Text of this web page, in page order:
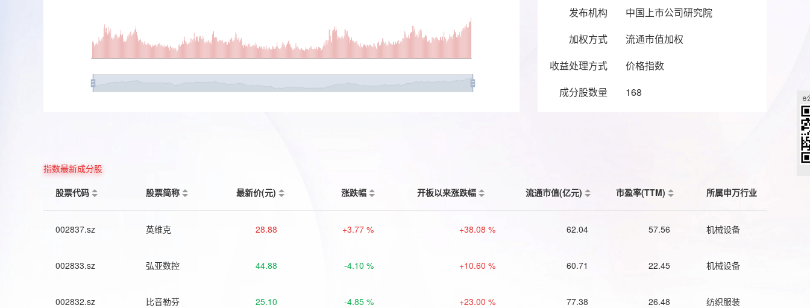
发布机构
中国上市公司研究院
加权方式
流通市值加权
收益处理方式
价格指数
成分股数量
168
指数最新成分股
股票代码
股票简称 最新价(元) 涨跌幅 开板以来涨跌幅 流通市值(亿元) 市盈率(TTM) 所属申万行业
002837.sz 英维克 28.88 +3.77 % +38.08 % 62.04 57.56 机械设备
002833.sz 弘亚数控 44.88 -4.10 % +10.60 % 60.71 22.45 机械设备
002832.sz 比音勒芬 25.10 -4.85 % +23.00 % 77.38 26.48 纺织服装